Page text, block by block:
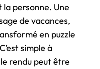
personne. Une
de vacances,
en puzzle
simple à
rendu peut être